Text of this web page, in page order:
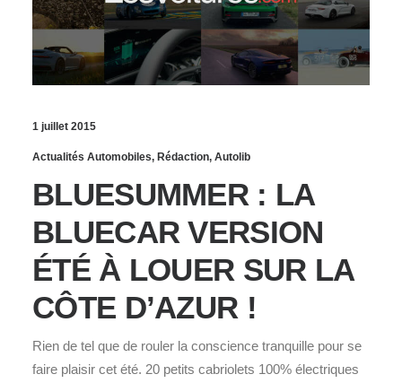
1 juillet 2015
Actualités Automobiles, Rédaction, Autolib
BLUESUMMER : LA
BLUECAR VERSION
ÉTÉ À LOUER SUR LA
CÔTE D’AZUR !
Rien de tel que de rouler la conscience tranquille pour se
faire plaisir cet été. 20 petits cabriolets 100% électriques